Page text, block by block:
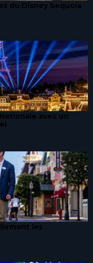
du Disney Sequoia
avec un
les